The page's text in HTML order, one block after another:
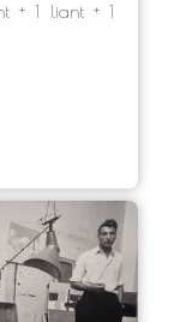
+ 1 liant + 1